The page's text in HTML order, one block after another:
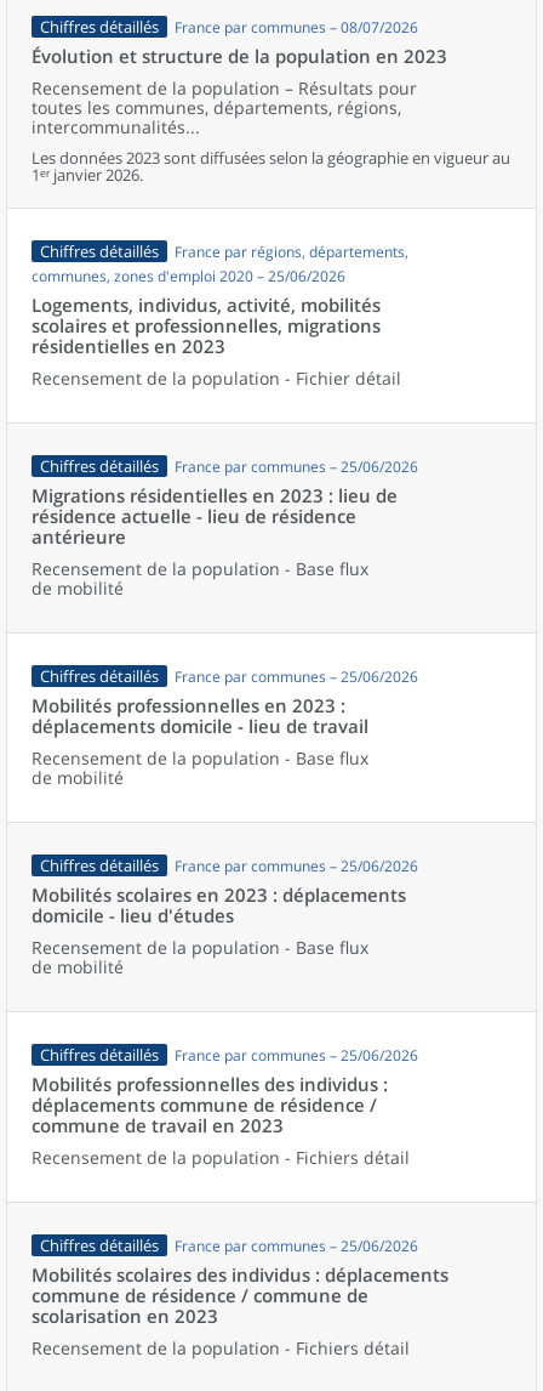
Chiffres détaillés France par communes – 08/07/2026
Évolution et structure de la population en 2023
Recensement de la population – Résultats pour
toutes les communes, départements, régions,
intercommunalités...
Les données 2023 sont diffusées selon la géographie en vigueur au
1ᵉʳ janvier 2026.
Chiffres détaillés
France par régions, départements,
communes, zones d'emploi 2020 – 25/06/2026
Logements, individus, activité, mobilités
scolaires et professionnelles, migrations
résidentielles en 2023
Recensement de la population - Fichier détail
Chiffres détaillés France par communes – 25/06/2026
Migrations résidentielles en 2023 : lieu de
résidence actuelle - lieu de résidence
antérieure
Recensement de la population - Base flux
de mobilité
Chiffres détaillés France par communes – 25/06/2026
Mobilités professionnelles en 2023 :
déplacements domicile - lieu de travail
Recensement de la population - Base flux
de mobilité
Chiffres détaillés France par communes – 25/06/2026
Mobilités scolaires en 2023 : déplacements
domicile - lieu d'études
Recensement de la population - Base flux
de mobilité
Chiffres détaillés France par communes – 25/06/2026
Mobilités professionnelles des individus :
déplacements commune de résidence /
commune de travail en 2023
Recensement de la population - Fichiers détail
Chiffres détaillés France par communes – 25/06/2026
Mobilités scolaires des individus : déplacements
commune de résidence / commune de
scolarisation en 2023
Recensement de la population - Fichiers détail